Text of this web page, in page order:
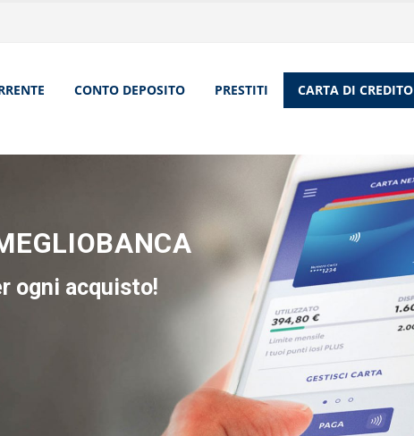
CONTO DEPOSITO PRESTITI CARTA DI CREDITO
ogni acquisto!